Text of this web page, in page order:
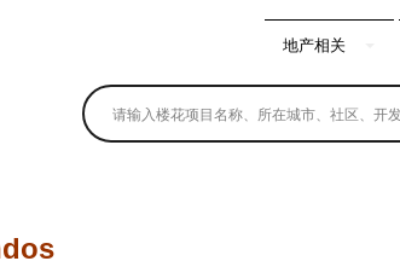
索引擎
地产相关